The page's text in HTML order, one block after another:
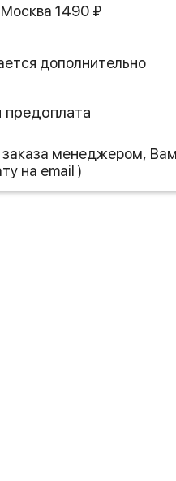
Москва 1490 ₽
дополнительно
предоплата
менеджером,
на email )